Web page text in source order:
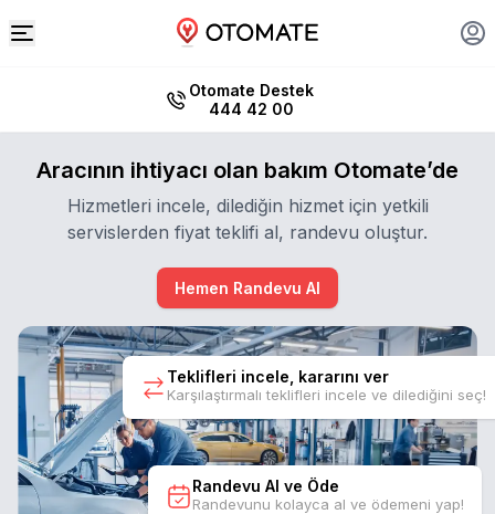
Otomate Destek
444 42 00
Aracının ihtiyacı olan bakım Otomate’de
Hizmetleri incele, dilediğin hizmet için yetkili
servislerden fiyat teklifi al, randevu oluştur.
Hemen Randevu Al
Teklifleri incele, kararını ver
Karşılaştırmalı teklifleri incele ve dilediğini seç!
Randevu Al ve Öde
Randevunu kolayca al ve ödemeni yap!